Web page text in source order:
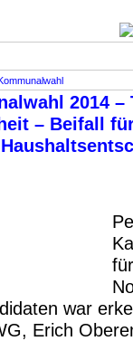
2014 –
– Beifall
war
Erich